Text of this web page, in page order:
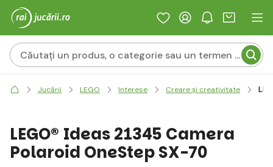
Jucării LEGO Interese Creare și creativitate
LEGO® Ideas 21345 Camera
Polaroid OneStep SX-70